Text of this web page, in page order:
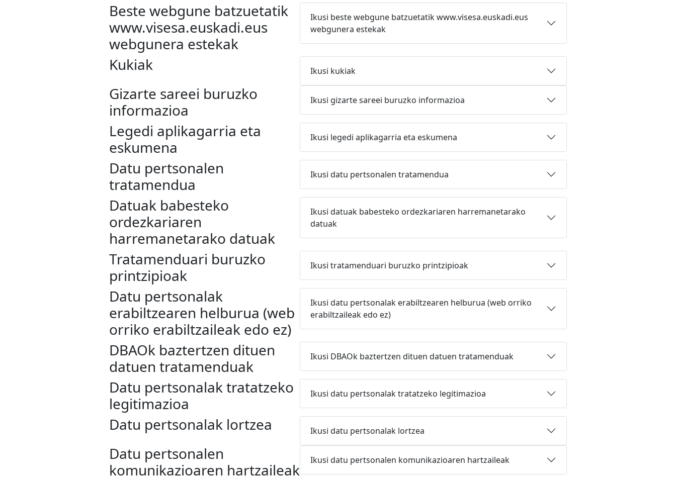
Beste webgune batzuetatik
www.visesa.euskadi.eus
webgunera estekak
Ikusi beste webgune batzuetatik www.visesa.euskadi.eus
webgunera estekak
Kukiak Ikusi kukiak
Gizarte sareei buruzko
informazioa
Ikusi gizarte sareei buruzko informazioa
Legedi aplikagarria eta
eskumena
Ikusi legedi aplikagarria eta eskumena
Datu pertsonalen
tratamendua
Ikusi datu pertsonalen tratamendua
Datuak babesteko
ordezkariaren
harremanetarako datuak
Ikusi datuak babesteko ordezkariaren harremanetarako
datuak
Tratamenduari buruzko
printzipioak
Ikusi tratamenduari buruzko printzipioak
Datu pertsonalak
erabiltzearen helburua (web
orriko erabiltzaileak edo ez)
Ikusi datu pertsonalak erabiltzearen helburua (web orriko
erabiltzaileak edo ez)
DBAOk baztertzen dituen
datuen tratamenduak
Ikusi DBAOk baztertzen dituen datuen tratamenduak
Datu pertsonalak tratatzeko
legitimazioa
Ikusi datu pertsonalak tratatzeko legitimazioa
Datu pertsonalak lortzea Ikusi datu pertsonalak lortzea
Datu pertsonalen
komunikazioaren hartzaileak
Ikusi datu pertsonalen komunikazioaren hartzaileak